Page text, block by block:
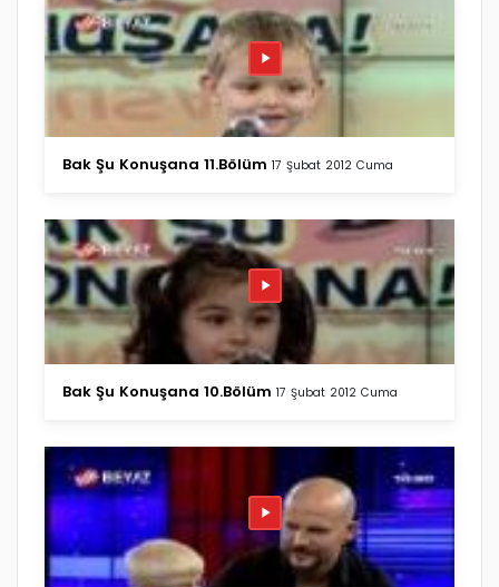
Bak Şu Konuşana 11.Bölüm 17 Şubat 2012 Cuma
Bak Şu Konuşana 10.Bölüm 17 Şubat 2012 Cuma